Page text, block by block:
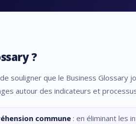
?
souligner que le Business
autour des indicateurs et
commune : en éliminant les